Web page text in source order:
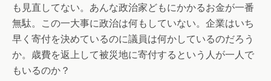
も見直してない。あんな政治家どもにかかるお金が一番
無駄。この一大事に政治は何もしていない。企業はいち
早く寄付を決めているのに議員は何かしているのだろう
か。歳費を返上して被災地に寄付するという人が一人で
もいるのか？